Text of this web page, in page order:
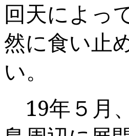
回天によっ
然に食い止
い。
19年５月